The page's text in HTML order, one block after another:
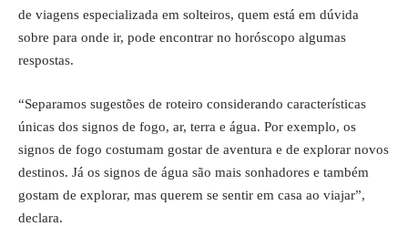
de viagens especializada em solteiros, quem está em dúvida
sobre para onde ir, pode encontrar no horóscopo algumas
respostas.
“Separamos sugestões de roteiro considerando características
únicas dos signos de fogo, ar, terra e água. Por exemplo, os
signos de fogo costumam gostar de aventura e de explorar novos
destinos. Já os signos de água são mais sonhadores e também
gostam de explorar, mas querem se sentir em casa ao viajar”,
declara.